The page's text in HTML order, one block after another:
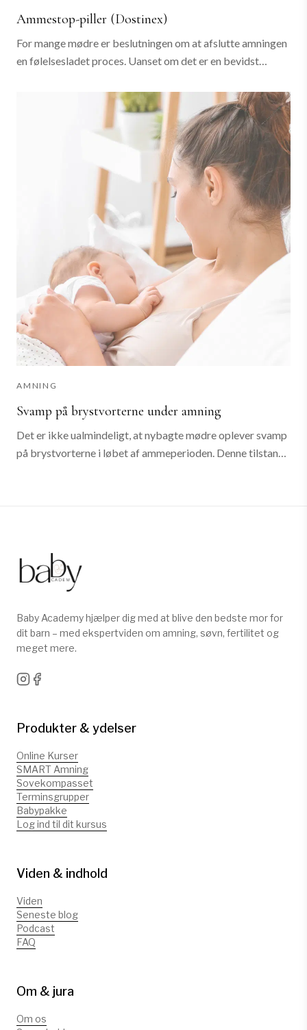
Ammestop-piller (Dostinex)
For mange mødre er beslutningen om at afslutte amningen
en følelsesladet proces. Uanset om det er en bevidst
er det vigtigt at møde denne...
AMNING
Svamp på brystvorterne under amning
Det er ikke ualmindeligt, at nybagte mødre oplever svamp
på brystvorterne i løbet af ammeperioden. Denne tilstand,
Baby Academy hjælper dig med at blive den bedste mor for
dit barn – med ekspertviden om amning, søvn, fertilitet og
meget mere.
Produkter & ydelser
Online Kurser
SMART Amning
Sovekompasset
Terminsgrupper
Babypakke
Log ind til dit kursus
Viden & indhold
Viden
Seneste blog
Podcast
FAQ
Om & jura
Om os